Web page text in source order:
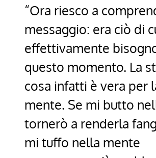
“Ora riesco a
messaggio: era ciò di
effettivamente
questo momento. La
cosa infatti è vera per
mente. Se mi butto
tornerò a renderla
mi tuffo nella mente